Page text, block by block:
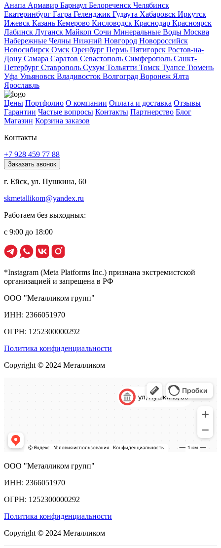
Анапа Армавир Барнаул Белореченск Челябинск
Екатеринбург Гагра Геленджик Гудаута Хабаровск Иркутск
Ижевск Казань Кемерово Кисловодск Краснодар Красноярск
Лабинск Луганск Майкоп Сочи Минеральные Воды Москва
Набережные Челны Нижний Новгород Новороссийск
Новосибирск Омск Оренбург Пермь Пятигорск Ростов-на-
Дону Самара Саратов Севастополь Симферополь Санкт-
Петербург Ставрополь Сухум Тольятти Томск Туапсе Тюмень
Уфа Ульяновск Владивосток Волгоград Воронеж Ялта
Ярославль
Цены Портфолио О компании Оплата и доставка Отзывы
Гарантии Частые вопросы Контакты Партнерство Блог
Магазин Корзина заказов
Контакты
+7 928 459 77 88
Заказать звонок
г. Ейск, ул. Пушкина, 60
skmetallikom@yandex.ru
Работаем без выходных:
с 9:00 до 18:00
*Instagram (Meta Platforms Inc.) признана экстремистской
организацией и запрещена в РФ
ООО "Металликом групп"
ИНН: 2366051970
ОГРН: 1252300000292
Политика конфиденциальности
Copyright © 2024 Металликом
ООО "Металликом групп"
ИНН: 2366051970
ОГРН: 1252300000292
Политика конфиденциальности
Copyright © 2024 Металликом